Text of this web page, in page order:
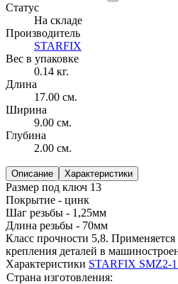
Статус
На складе
Производитель
STARFIX
Вес в упаковке
0.14 кг.
Длина
17.00 см.
Ширина
9.00 см.
Глубина
2.00 см.
Описание Характеристики
Размер под ключ 13
Покрытие - цинк
Шаг резьбы - 1,25мм
Длина резьбы - 70мм
Класс прочности 5,8. Применяется
крепления деталей в
Характеристики STARFIX SMZ2-
Страна изготовления: